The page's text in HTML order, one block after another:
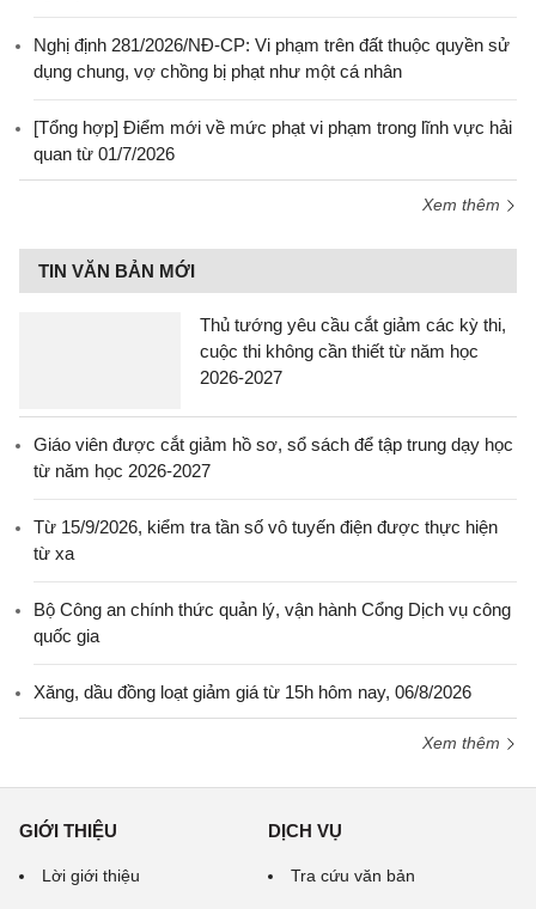
Nghị định 281/2026/NĐ-CP: Vi phạm trên đất thuộc quyền sử
dụng chung, vợ chồng bị phạt như một cá nhân
[Tổng hợp] Điểm mới về mức phạt vi phạm trong lĩnh vực hải
quan từ 01/7/2026
Xem thêm
TIN VĂN BẢN MỚI
Thủ tướng yêu cầu cắt giảm các kỳ thi,
cuộc thi không cần thiết từ năm học
2026-2027
Giáo viên được cắt giảm hồ sơ, sổ sách để tập trung dạy học
từ năm học 2026-2027
Từ 15/9/2026, kiểm tra tần số vô tuyến điện được thực hiện
từ xa
Bộ Công an chính thức quản lý, vận hành Cổng Dịch vụ công
quốc gia
Xăng, dầu đồng loạt giảm giá từ 15h hôm nay, 06/8/2026
Xem thêm
GIỚI THIỆU
Lời giới thiệu
DỊCH VỤ
Tra cứu văn bản